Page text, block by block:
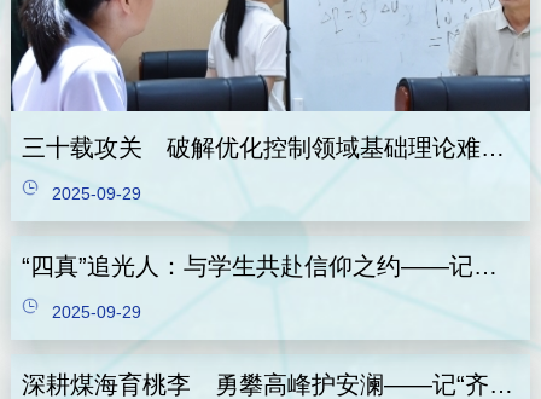
三十载攻关 破解优化控制领域基础理论难题——张焕水教授团队的优化控制突破侧记
2025-09-29
“四真”追光人：与学生共赴信仰之约——记山东学校十佳思政课教师魏丽萍的育人之路
2025-09-29
深耕煤海育桃李 勇攀高峰护安澜——记“齐鲁最美教师”、我校能源学院刘伟韬教授